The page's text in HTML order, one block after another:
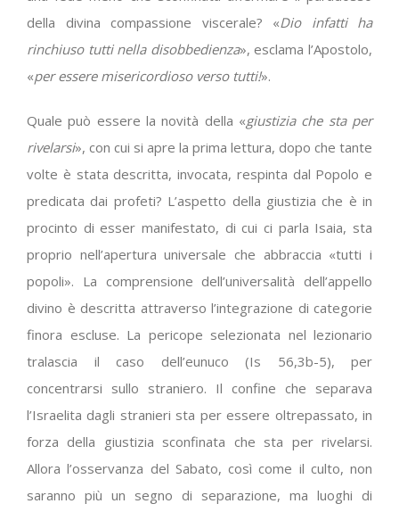
della divina compassione viscerale? «Dio infatti ha
rinchiuso tutti nella disobbedienza», esclama l’Apostolo,
«per essere misericordioso verso tutti!».
Quale può essere la novità della «giustizia che sta per
rivelarsi», con cui si apre la prima lettura, dopo che tante
volte è stata descritta, invocata, respinta dal Popolo e
predicata dai profeti? L’aspetto della giustizia che è in
procinto di esser manifestato, di cui ci parla Isaia, sta
proprio nell’apertura universale che abbraccia «tutti i
popoli». La comprensione dell’universalità dell’appello
divino è descritta attraverso l’integrazione di categorie
finora escluse. La pericope selezionata nel lezionario
tralascia il caso dell’eunuco (Is 56,3b-5), per
concentrarsi sullo straniero. Il confine che separava
l’Israelita dagli stranieri sta per essere oltrepassato, in
forza della giustizia sconfinata che sta per rivelarsi.
Allora l’osservanza del Sabato, così come il culto, non
saranno più un segno di separazione, ma luoghi di